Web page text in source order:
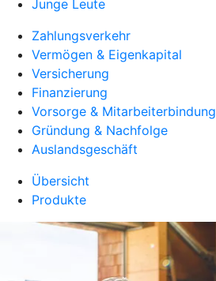
Junge Leute
Zahlungsverkehr
Vermögen & Eigenkapital
Versicherung
Finanzierung
Vorsorge & Mitarbeiterbindung
Gründung & Nachfolge
Auslandsgeschäft
Übersicht
Produkte